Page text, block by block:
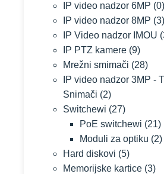
IP video nadzor 6MP (0)
IP video nadzor 8MP (3)
IP Video nadzor IMOU
IP PTZ kamere (9)
Mrežni smimači (28)
IP video nadzor 3MP -
Snimači (2)
Switchewi (27)
PoE switchewi (21)
Moduli za optiku (2)
Hard diskovi (5)
Memorijske kartice (3)